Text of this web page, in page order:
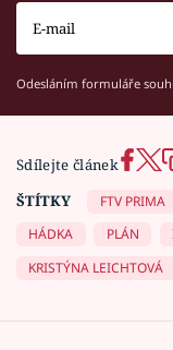
Odesláním formuláře
Sdílejte článek
ŠTÍTKY
FTV PRIMA
HÁDKA
PLÁN
KRISTÝNA LEICHTOVÁ